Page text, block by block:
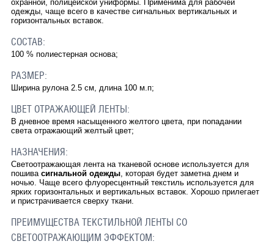
охранной, полицейской униформы. Применима для рабочей
одежды, чаще всего в качестве сигнальных вертикальных и
горизонтальных вставок.
СОСТАВ:
100 % полиестерная основа;
РАЗМЕР:
Ширина рулона 2.5 см, длина 100 м.п;
ЦВЕТ ОТРАЖАЮЩЕЙ ЛЕНТЫ:
В дневное время насыщенного желтого цвета, при попадании
света отражающий желтый цвет;
НАЗНАЧЕНИЯ:
Светоотражающая лента на тканевой основе используется для
пошивасигнальной одежды, которая будет заметна днем и
ночью. Чаще всего флуоресцентный текстиль используется для
ярких горизонтальных и вертикальных вставок. Хорошо прилегает
и пристрачивается сверху ткани.
ПРЕИМУЩЕСТВА ТЕКСТИЛЬНОЙ ЛЕНТЫ СО
СВЕТООТРАЖАЮЩИМ ЭФФЕКТОМ: